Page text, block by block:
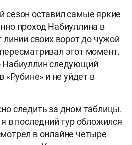
сезон оставил самые яркие
проход Набиуллина в
линии своих ворот до чужой
этот момент.
Набиуллин следующий
«Рубине» и не уйдет в
следить за дном таблицы.
в последний тур обложился
в онлайне четыре